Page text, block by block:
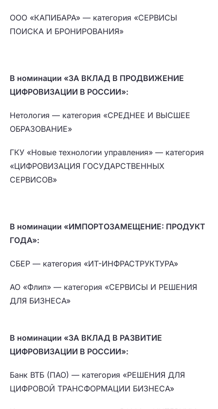
ООО «КАПИБАРА» — категория «СЕРВИСЫ
ПОИСКА И БРОНИРОВАНИЯ»
В номинации «ЗА ВКЛАД В ПРОДВИЖЕНИЕ
ЦИФРОВИЗАЦИИ В РОССИИ»:
Нетология — категория «СРЕДНЕЕ И ВЫСШЕЕ
ОБРАЗОВАНИЕ»
ГКУ «Новые технологии управления» — категория
«ЦИФРОВИЗАЦИЯ ГОСУДАРСТВЕННЫХ
СЕРВИСОВ»
В номинации «ИМПОРТОЗАМЕЩЕНИЕ: ПРОДУКТ
ГОДА»:
СБЕР — категория «ИТ-ИНФРАСТРУКТУРА»
АО «Флип» — категория «СЕРВИСЫ И РЕШЕНИЯ
ДЛЯ БИЗНЕСА»
В номинации «ЗА ВКЛАД В РАЗВИТИЕ
ЦИФРОВИЗАЦИИ В РОССИИ»:
Банк ВТБ (ПАО) — категория «РЕШЕНИЯ ДЛЯ
ЦИФРОВОЙ ТРАНСФОРМАЦИИ БИЗНЕСА»